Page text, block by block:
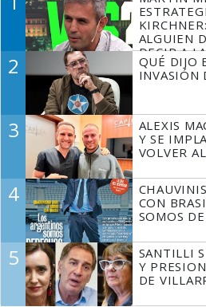
ALGUIEN
DECIR A
TIENE
2
QUÉ DIJO
INVASIÓN
3
ALEXIS
Y SE
VOLVER
4
CON
SOMOS
5
SANTILLI
Y
DE